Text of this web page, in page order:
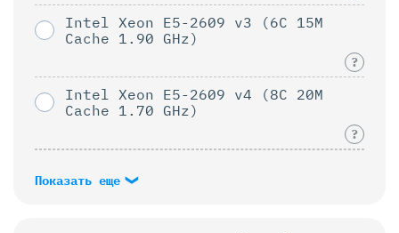
Intel Xeon E5-2609 v3 (6C 15M
Cache 1.90 GHz)
?
Intel Xeon E5-2609 v4 (8C 20M
Cache 1.70 GHz)
?
Показать еще